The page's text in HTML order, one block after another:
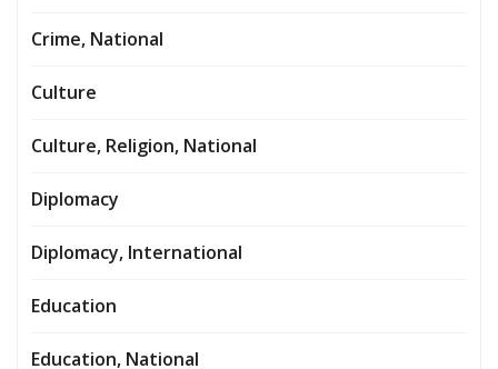
Crime, National
Culture
Culture, Religion, National
Diplomacy
Diplomacy, International
Education
Education, National